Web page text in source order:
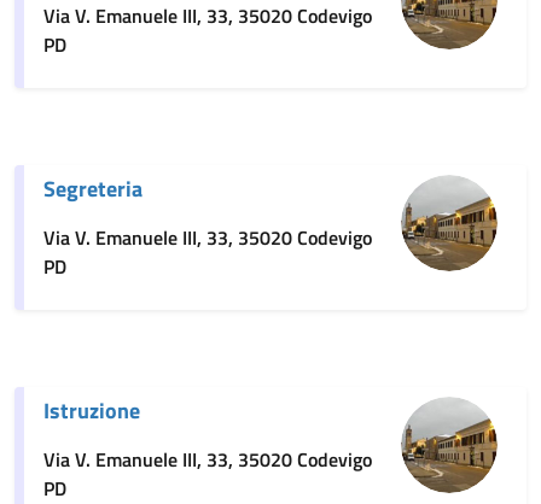
Via V. Emanuele III, 33, 35020 Codevigo
PD
Segreteria
Via V. Emanuele III, 33, 35020 Codevigo
PD
Istruzione
Via V. Emanuele III, 33, 35020 Codevigo
PD